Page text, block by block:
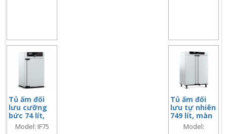
Tủ ấm đối
lưu cưỡng
bức 74 lít,
màn hình
đơn
Model: IF75
Tủ ấm đối
lưu tự nhiên
749 lít, màn
hình đôi
Model: